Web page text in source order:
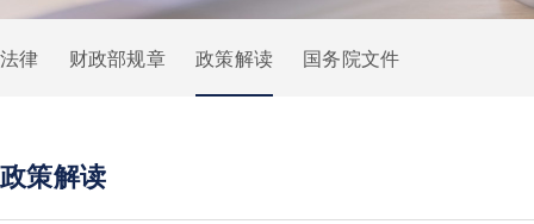
法律 财政部规章 政策解读 国务院文件
政策解读